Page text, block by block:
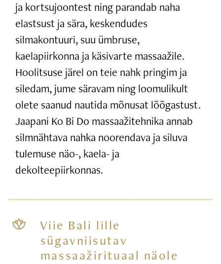
ja kortsujoontest ning parandab naha
elastsust ja sära, keskendudes
silmakontuuri, suu ümbruse,
kaelapiirkonna ja käsivarte massaažile.
Hoolitsuse järel on teie nahk pringim ja
siledam, jume säravam ning loomulikult
olete saanud nautida mõnusat lõõgastust.
Jaapani Ko Bi Do massaažitehnika annab
silmnähtava nahka noorendava ja siluva
tulemuse näo-, kaela- ja
dekolteepiirkonnas.
Viie Bali lille
sügavniisutav
massaažirituaal näole